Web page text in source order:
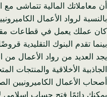
أن معاملاتك المالية تتماشى مع
بالنسبة لرواد الأعمال
كان عملك يعمل في قطاعات مقيدة
بينما تقدم البنوك التقليدية
الجاذبية الأخلاقية
أصحاب الأعمال الكاميرونيين
يمكنك دائمًا فتح حساب إسلامي